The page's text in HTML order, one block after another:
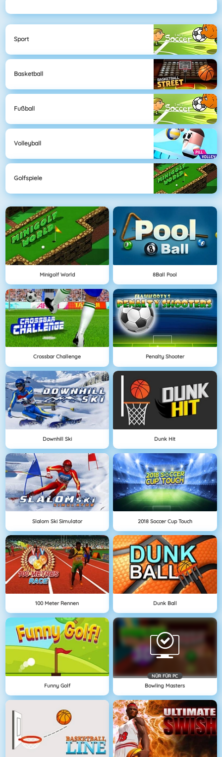
Sport
Basketball
Fußball
Volleyball
Golfspiele
Minigolf World 8Ball Pool
Crossbar Challenge Penalty Shooter
Downhill Ski Dunk Hit
Slalom Ski Simulator 2018 Soccer Cup Touch
100 Meter Rennen Dunk Ball
Funny Golf
NÜR FÜR PC
Bowling Masters